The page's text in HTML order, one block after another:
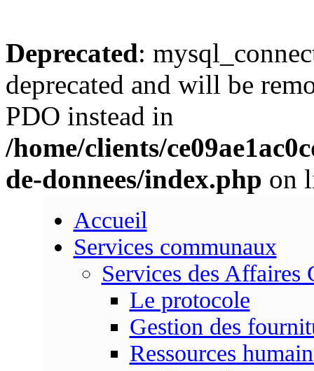
Deprecated:
deprecated and will be
PDO instead in
/home/clients/
de-donnees/index.php on
Accueil
Services communaux
Services des Affaires
Le protocole
Gestion des
Ressources